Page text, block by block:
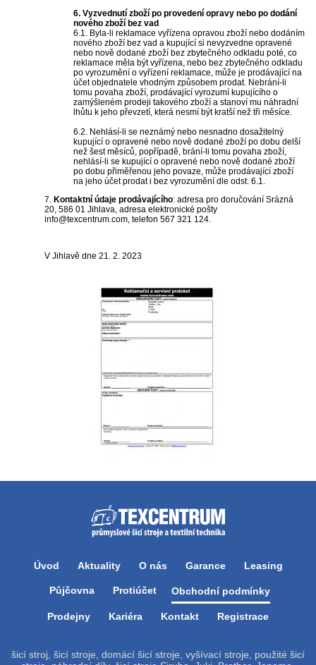
6. Vyzvednutí zboží po provedení opravy nebo po dodání
nového zboží bez vad
6.1. Byla-li reklamace vyřízena opravou zboží nebo dodáním
nového zboží bez vad a kupující si nevyzvedne opravené
nebo nově dodané zboží bez zbytečného odkladu poté, co
reklamace měla být vyřízena, nebo bez zbytečného odkladu
po vyrozumění o vyřízení reklamace, může je prodávající na
účet objednatele vhodným způsobem prodat. Nebrání-li
tomu povaha zboží, prodávající vyrozumí kupujícího o
zamýšleném prodeji takového zboží a stanoví mu náhradní
lhůtu k jeho převzetí, která nesmí být kratší než tři měsíce.
6.2. Nehlásí-li se neznámý nebo nesnadno dosažitelný
kupující o opravené nebo nově dodané zboží po dobu delší
než šest měsíců, popřípadě, brání-li tomu povaha zboží,
nehlásí-li se kupující o opravené nebo nově dodané zboží
po dobu přiměřenou jeho povaze, může prodávající zboží
na jeho účet prodat i bez vyrozumění dle odst. 6.1.
7. Kontaktní údaje prodávajícího: adresa pro doručování Srázná
20, 586 01 Jihlava, adresa elektronické pošty
info@texcentrum.com, telefon 567 321 124.
V Jihlavě dne 21. 2. 2023
Úvod Aktuality O nás Garance Leasing
Půjčovna Protiúčet Obchodní podmínky
Prodejny Kariéra Kontakt Registrace
šicí stroj, šicí stroje, domácí šicí stroje, vyšívací stroje, použité šicí